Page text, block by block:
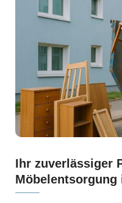
Ihr zuverlässiger
Möbelentsorgung